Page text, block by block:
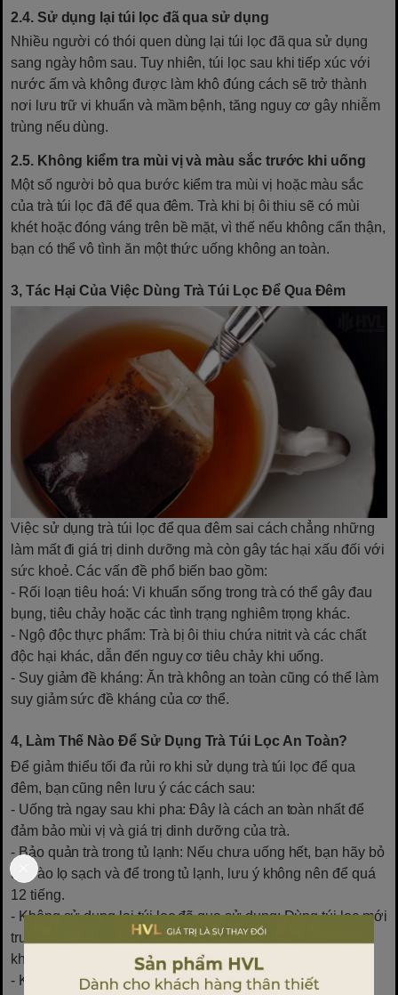
2.4. Sử dụng lại túi lọc đã qua sử dụng
Nhiều người có thói quen dùng lại túi lọc đã qua sử dụng
sang ngày hôm sau. Tuy nhiên, túi lọc sau khi tiếp xúc với
nước ấm và không được làm khô đúng cách sẽ trở thành
nơi lưu trữ vi khuẩn và mầm bệnh, tăng nguy cơ gây nhiễm
trùng nếu dùng.
2.5. Không kiểm tra mùi vị và màu sắc trước khi uống
Một số người bỏ qua bước kiểm tra mùi vị hoặc màu sắc
của trà túi lọc đã để qua đêm. Trà khi bị ôi thiu sẽ có mùi
khét hoặc đóng váng trên bề mặt, vì thế nếu không cẩn thận,
bạn có thể vô tình ăn một thức uống không an toàn.
3, Tác Hại Của Việc Dùng Trà Túi Lọc Để Qua Đêm
Việc sử dụng trà túi lọc để qua đêm sai cách chẳng những
làm mất đi giá trị dinh dưỡng mà còn gây tác hại xấu đối với
sức khoẻ. Các vấn đề phổ biến bao gồm:
- Rối loạn tiêu hoá: Vi khuẩn sống trong trà có thể gây đau
bụng, tiêu chảy hoặc các tình trạng nghiêm trọng khác.
- Ngộ độc thực phẩm: Trà bị ôi thiu chứa nitrit và các chất
độc hại khác, dẫn đến nguy cơ tiêu chảy khi uống.
- Suy giảm đề kháng: Ăn trà không an toàn cũng có thể làm
suy giảm sức đề kháng của cơ thể.
4, Làm Thế Nào Để Sử Dụng Trà Túi Lọc An Toàn?
Để giảm thiểu tối đa rủi ro khi sử dụng trà túi lọc để qua
đêm, bạn cũng nên lưu ý các cách sau:
- Uống trà ngay sau khi pha: Đây là cách an toàn nhất để
đảm bảo mùi vị và giá trị dinh dưỡng của trà.
- Bảo quản trà trong tủ lạnh: Nếu chưa uống hết, bạn hãy bỏ
trà vào lọ sạch và để trong tủ lạnh, lưu ý không nên để quá
12 tiếng.
- Không sử dụng lại túi lọc đã qua sử dụng: Dùng túi lọc mới
trước mỗi lần pha trà để đảm bảo vệ sinh và an toàn sức
khoẻ.
- Kiểm tra trà trước khi dùng: Nếu trong trà có mùi bất